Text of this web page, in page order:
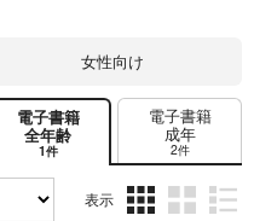
女性向け
電子書籍
全年齢
1件
電子書籍
成年
2件
表示